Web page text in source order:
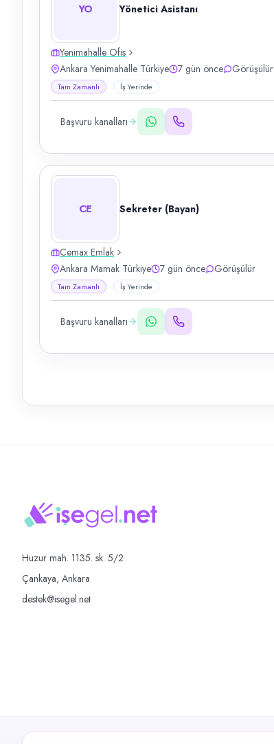
YO Yönetici Asistanı
Yenimahalle Ofis
Ankara Yenimahalle Türkiye
7 gün önce Görüşülür
Tam Zamanlı İş Yerinde
Başvuru kanalları
CE Sekreter (Bayan)
Cemax Emlak
Ankara Mamak Türkiye
7 gün önce Görüşülür
Tam Zamanlı İş Yerinde
Başvuru kanalları
Huzur mah. 1135. sk. 5/2
Çankaya, Ankara
destek@isegel.net